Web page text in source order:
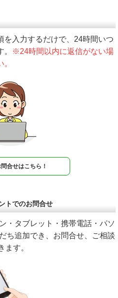
を入力するだけで、24時間いつ
※24時間以内に返信がない場
合せはこちら！
トでのお問合せ
・タブレット・携帯電話・パソ
ち追加でき、お問合せ、ご相談
ます。